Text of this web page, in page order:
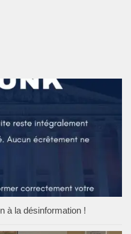
à la désinformation !